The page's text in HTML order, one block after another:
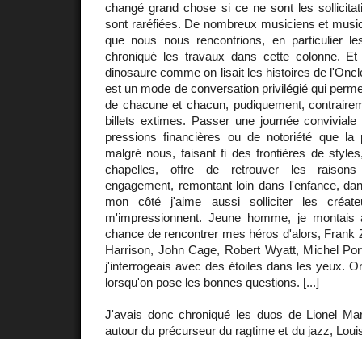
changé grand chose si ce ne sont les
sont raréfiées. De nombreux musiciens et
que nous nous rencontrions, en particulier
chroniqué les travaux dans cette colonne.
dinosaure comme on lisait les histoires de
est un mode de conversation privilégié qui
de chacune et chacun, pudiquement,
billets extimes. Passer une journée
pressions financières ou de notoriété que la
malgré nous, faisant fi des frontières de
chapelles, offre de retrouver les
engagement, remontant loin dans l'enfance,
mon côté j'aime aussi solliciter les
m'impressionnent. Jeune homme, je
chance de rencontrer mes héros d'alors, Frank
Harrison, John Cage, Robert Wyatt, Michel
j'interrogeais avec des étoiles dans les yeux.
lorsqu'on pose les bonnes questions. [...]
J'avais donc chroniqué les duos de Lionel
autour du précurseur du ragtime et du jazz,